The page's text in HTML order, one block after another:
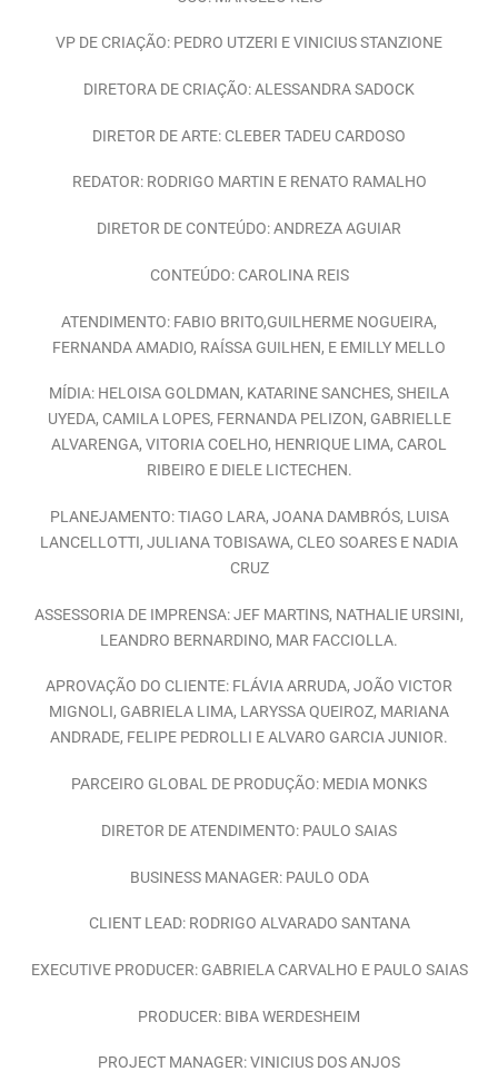
VP DE CRIAÇÃO: PEDRO UTZERI E VINICIUS STANZIONE
DIRETORA DE CRIAÇÃO: ALESSANDRA SADOCK
DIRETOR DE ARTE: CLEBER TADEU CARDOSO
REDATOR: RODRIGO MARTIN E RENATO RAMALHO
DIRETOR DE CONTEÚDO: ANDREZA AGUIAR
CONTEÚDO: CAROLINA REIS
ATENDIMENTO: FABIO BRITO,GUILHERME NOGUEIRA,
FERNANDA AMADIO, RAÍSSA GUILHEN, E EMILLY MELLO
MÍDIA: HELOISA GOLDMAN, KATARINE SANCHES, SHEILA
UYEDA, CAMILA LOPES, FERNANDA PELIZON, GABRIELLE
ALVARENGA, VITORIA COELHO, HENRIQUE LIMA, CAROL
RIBEIRO E DIELE LICTECHEN.
PLANEJAMENTO: TIAGO LARA, JOANA DAMBRÓS, LUISA
LANCELLOTTI, JULIANA TOBISAWA, CLEO SOARES E NADIA
CRUZ
ASSESSORIA DE IMPRENSA: JEF MARTINS, NATHALIE URSINI,
LEANDRO BERNARDINO, MAR FACCIOLLA.
APROVAÇÃO DO CLIENTE: FLÁVIA ARRUDA, JOÃO VICTOR
MIGNOLI, GABRIELA LIMA, LARYSSA QUEIROZ, MARIANA
ANDRADE, FELIPE PEDROLLI E ALVARO GARCIA JUNIOR.
PARCEIRO GLOBAL DE PRODUÇÃO: MEDIA MONKS
DIRETOR DE ATENDIMENTO: PAULO SAIAS
BUSINESS MANAGER: PAULO ODA
CLIENT LEAD: RODRIGO ALVARADO SANTANA
EXECUTIVE PRODUCER: GABRIELA CARVALHO E PAULO SAIAS
PRODUCER: BIBA WERDESHEIM
PROJECT MANAGER: VINICIUS DOS ANJOS